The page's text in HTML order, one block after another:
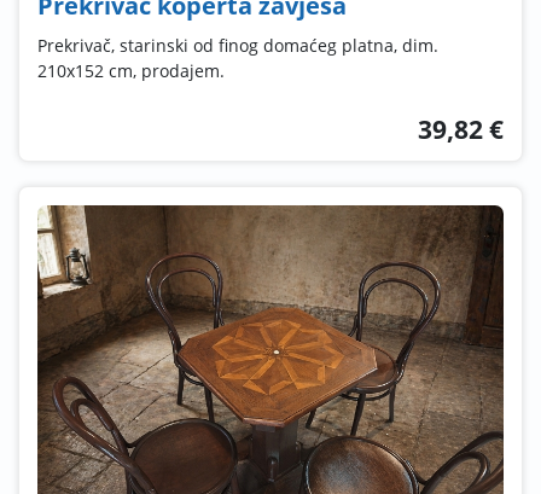
Prekrivač, starinski od finog domaćeg platna, dim.
210x152 cm, prodajem.
39,82 €